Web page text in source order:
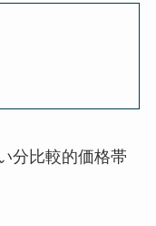
分比較的価格帯